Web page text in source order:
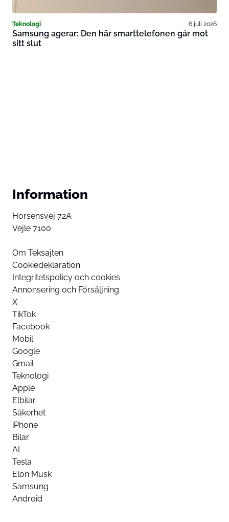
Teknologi 6 juli 2026
Samsung agerar: Den här smarttelefonen går mot
sitt slut
Information
Horsensvej 72A
Vejle 7100
Om Teksajten
Cookiedeklaration
Integritetspolicy och cookies
Annonsering och Försäljning
X
TikTok
Facebook
Mobil
Google
Gmail
Teknologi
Apple
Elbilar
Säkerhet
iPhone
Bilar
AI
Tesla
Elon Musk
Samsung
Android